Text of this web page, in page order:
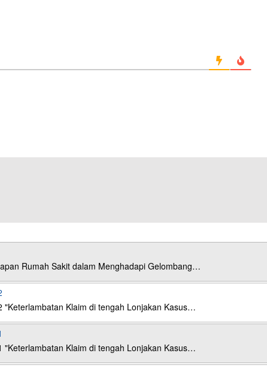
Rumah Sakit dalam Menghadapi Gelombang…
"Keterlambatan Klaim di tengah Lonjakan Kasus…
"Keterlambatan Klaim di tengah Lonjakan Kasus…